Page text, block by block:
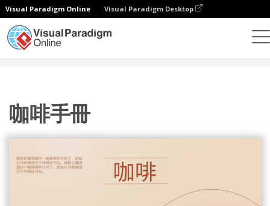
Visual Paradigm Online Visual Paradigm Desktop
咖啡手冊